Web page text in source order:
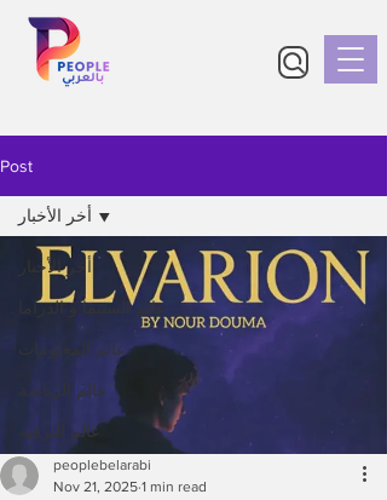
Post
أخر الأخبار
عالم السينما و الدراما
عالم المعلومات
عالم الرياضة
عالم الترفيه
أخر الأخبار
peoplebelarabi
Nov 21, 2025 1 min read